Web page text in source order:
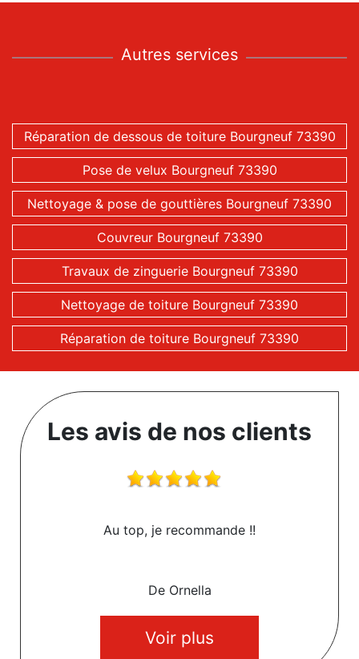
Autres services
Réparation de dessous de toiture Bourgneuf 73390
Pose de velux Bourgneuf 73390
Nettoyage & pose de gouttières Bourgneuf 73390
Couvreur Bourgneuf 73390
Travaux de zinguerie Bourgneuf 73390
Nettoyage de toiture Bourgneuf 73390
Réparation de toiture Bourgneuf 73390
Les avis de nos clients
Au top, je recommande !!
De Ornella
Voir plus